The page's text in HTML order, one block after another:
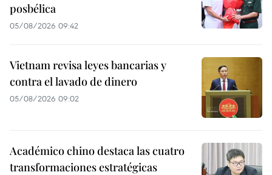
posbélica
05/08/2026 09:42
Vietnam revisa leyes bancarias y
contra el lavado de dinero
05/08/2026 09:02
Académico chino destaca las cuatro
transformaciones estratégicas